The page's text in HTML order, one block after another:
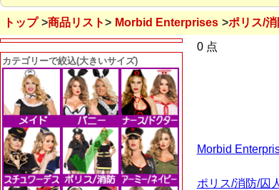
トップ 商品リスト Morbid Enterprises ポリス/消
カテゴリーで絞込(大きいサイズ)
0 点
Morbid
ポリス/消防/囚